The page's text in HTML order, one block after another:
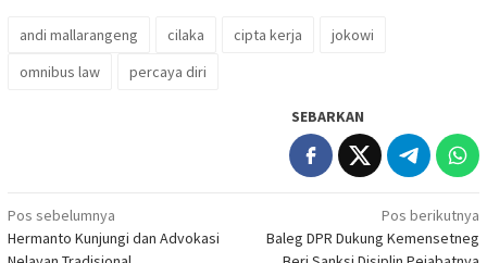
andi mallarangeng cilaka cipta kerja
jokowi
omnibus law
percaya diri
SEBARKAN
Navigasi
pos
Pos sebelumnya
Hermanto Kunjungi dan Advokasi
Pos berikutnya
Baleg DPR Dukung Kemensetneg